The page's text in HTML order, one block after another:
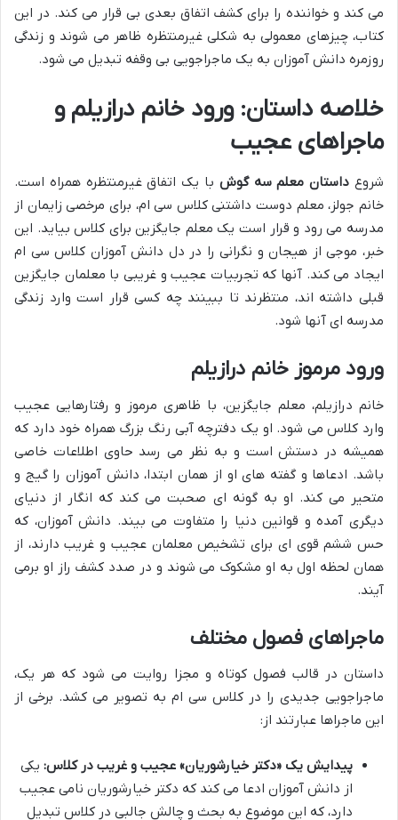
می کند و خواننده را برای کشف اتفاق بعدی بی قرار می کند. در این
کتاب، چیزهای معمولی به شکلی غیرمنتظره ظاهر می شوند و زندگی
روزمره دانش آموزان به یک ماجراجویی بی وقفه تبدیل می شود.
خلاصه داستان: ورود خانم درازیلم و
ماجراهای عجیب
شروع داستان معلم سه گوش با یک اتفاق غیرمنتظره همراه است.
خانم جولز، معلم دوست داشتنی کلاس سی ام، برای مرخصی زایمان از
مدرسه می رود و قرار است یک معلم جایگزین برای کلاس بیاید. این
خبر، موجی از هیجان و نگرانی را در دل دانش آموزان کلاس سی ام
ایجاد می کند. آنها که تجربیات عجیب و غریبی با معلمان جایگزین
قبلی داشته اند، منتظرند تا ببینند چه کسی قرار است وارد زندگی
مدرسه ای آنها شود.
ورود مرموز خانم درازیلم
خانم درازیلم، معلم جایگزین، با ظاهری مرموز و رفتارهایی عجیب
وارد کلاس می شود. او یک دفترچه آبی رنگ بزرگ همراه خود دارد که
همیشه در دستش است و به نظر می رسد حاوی اطلاعات خاصی
باشد. ادعاها و گفته های او از همان ابتدا، دانش آموزان را گیج و
متحیر می کند. او به گونه ای صحبت می کند که انگار از دنیای
دیگری آمده و قوانین دنیا را متفاوت می بیند. دانش آموزان، که
حس ششم قوی ای برای تشخیص معلمان عجیب و غریب دارند، از
همان لحظه اول به او مشکوک می شوند و در صدد کشف راز او برمی
آیند.
ماجراهای فصول مختلف
داستان در قالب فصول کوتاه و مجزا روایت می شود که هر یک،
ماجراجویی جدیدی را در کلاس سی ام به تصویر می کشد. برخی از
این ماجراها عبارتند از:
پیدایش یک «دکتر خیارشوریان» عجیب و غریب در کلاس: یکی
از دانش آموزان ادعا می کند که دکتر خیارشوریان نامی عجیب
دارد، که این موضوع به بحث و چالش جالبی در کلاس تبدیل